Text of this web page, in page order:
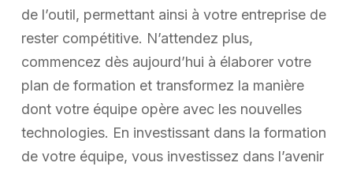
de l’outil, permettant ainsi à votre entreprise de
rester compétitive. N’attendez plus,
commencez dès aujourd’hui à élaborer votre
plan de formation et transformez la manière
dont votre équipe opère avec les nouvelles
technologies. En investissant dans la formation
de votre équipe, vous investissez dans l’avenir